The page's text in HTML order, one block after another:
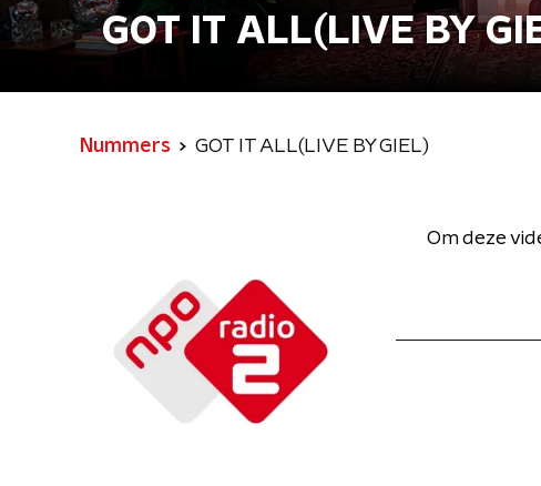
GOT IT ALL(LIVE BY
Nummers GOT IT ALL(LIVE BY GIEL)
Om deze